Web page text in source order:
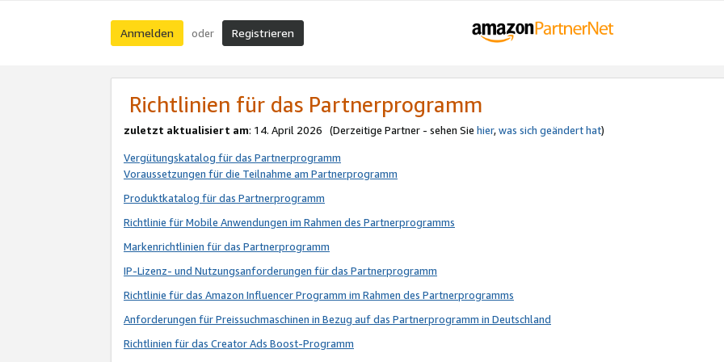
Anmelden oder Registrieren
Richtlinien für das Partnerprogramm
zuletzt aktualisiert am: 14. April 2026 (Derzeitige Partner - sehen Sie hier,was sich geändert hat)
Vergütungskatalog für das Partnerprogramm
Voraussetzungen für die Teilnahme am Partnerprogramm
Produktkatalog für das Partnerprogramm
Richtlinie für Mobile Anwendungen im Rahmen des Partnerprogramms
Markenrichtlinien für das Partnerprogramm
IP-Lizenz- und Nutzungsanforderungen für das Partnerprogramm
Richtlinie für das Amazon Influencer Programm im Rahmen des Partnerprogramms
Anforderungen für Preissuchmaschinen in Bezug auf das Partnerprogramm in Deutschland
Richtlinien für das Creator Ads Boost-Programm